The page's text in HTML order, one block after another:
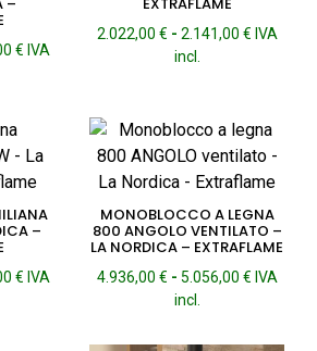
€Fascia
2.278,00 €
a
2.333,00 €
IVA
2.022,00 € - 2.141,00 €Fascia
a
2.141,00
IVA
incl.
–
€Fascia
IVA
MONOBLOCCO A LEGNA
800 ANGOLO VENTILATO –
LA NORDICA – EXTRAFLAME
4.936,00 € - 5.056,00 €Fascia
da
IVA
incl.